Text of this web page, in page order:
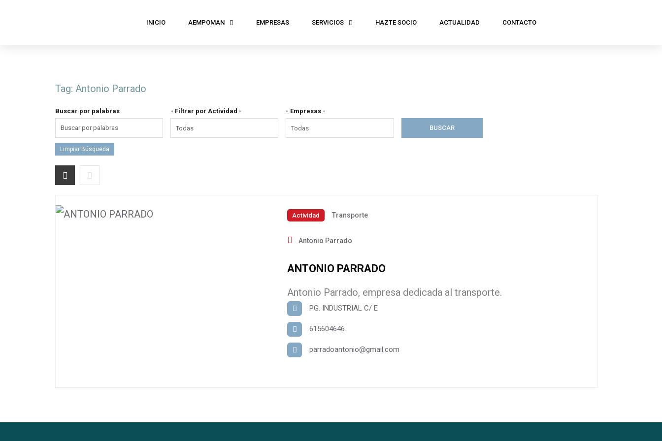
INICIO AEMPOMAN EMPRESAS SERVICIOS HAZTE SOCIO ACTUALIDAD CONTACTO
Tag: Antonio Parrado
Buscar por palabras - Filtrar por Actividad - - Empresas -
Actividad Transporte
Antonio Parrado
ANTONIO PARRADO
Antonio Parrado, empresa dedicada al transporte.
PG. INDUSTRIAL C/ E
615604646
parradoantonio@gmail.com